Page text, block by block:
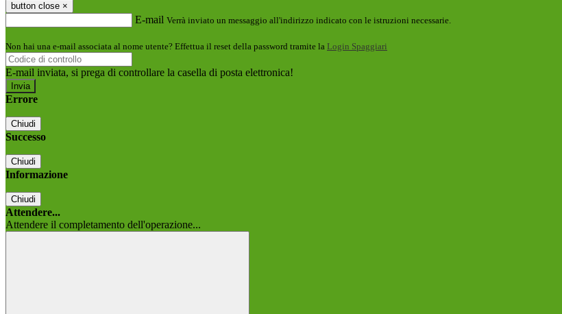
button close ×
E-mail Verrà inviato un messaggio all'indirizzo indicato con le istruzioni necessarie.
Non hai una e-mail associata al nome utente? Effettua il reset della password tramite la Login Spaggiari
E-mail inviata, si prega di controllare la casella di posta elettronica!
Errore
Chiudi
Successo
Chiudi
Informazione
Chiudi
Attendere...
Attendere il completamento dell'operazione...